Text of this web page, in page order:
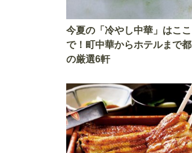
今夏の「冷やし中華」はここ
で！町中華からホテルまで
の厳選6軒